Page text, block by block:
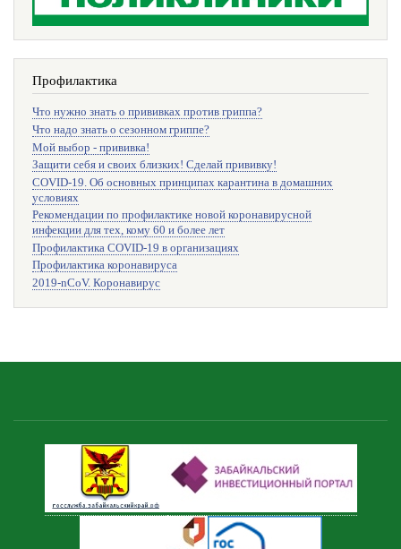
Профилактика
Что нужно знать о прививках против гриппа?
Что надо знать о сезонном гриппе?
Мой выбор - прививка!
Защити себя и своих близких! Сделай прививку!
COVID-19. Об основных принципах карантина в домашних
условиях
Рекомендации по профилактике новой коронавирусной
инфекции для тех, кому 60 и более лет
Профилактика COVID-19 в организациях
Профилактика коронавируса
2019-nCoV. Коронавирус